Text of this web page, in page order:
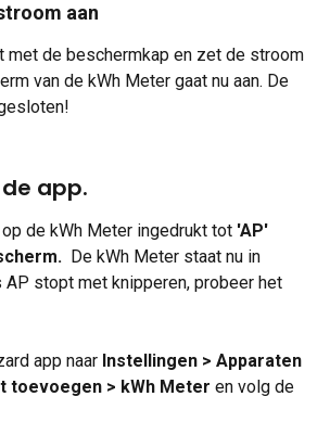
aan
met de beschermkap en zet de stroom
van de kWh Meter gaat nu aan. De
app.
de kWh Meter ingedrukt tot 'AP'
De kWh Meter staat nu in
stopt met knipperen, probeer het
app naar Instellingen > Apparaten
toevoegen > kWh Meter en volg de